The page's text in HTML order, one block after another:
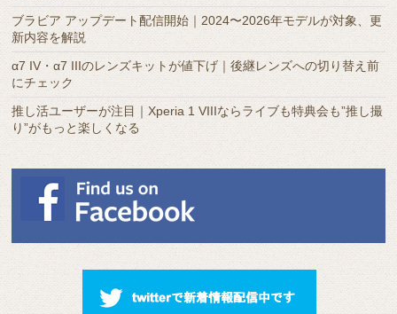
ブラビア アップデート配信開始｜2024〜2026年モデルが対象、更
新内容を解説
α7 IV・α7 IIIのレンズキットが値下げ｜後継レンズへの切り替え前
にチェック
推し活ユーザーが注目｜Xperia 1 VIIIならライブも特典会も”推し撮
り”がもっと楽しくなる